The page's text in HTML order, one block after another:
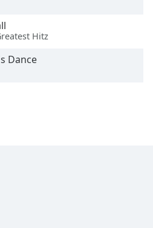
Hitz
Dance